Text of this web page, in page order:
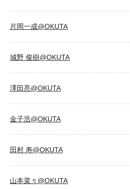
片岡一成@OKUTA
城野 俊樹@OKUTA
澤田亮@OKUTA
金子浩@OKUTA
田村 寿@OKUTA
山本菜々@OKUTA